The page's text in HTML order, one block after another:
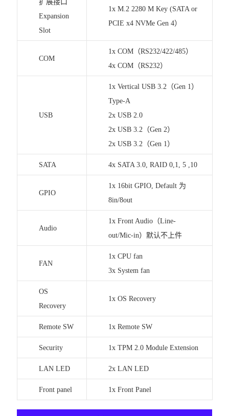
扩展接口
Expansion
Slot
1x M.2 2280 M Key (SATA or
PCIE x4 NVMe Gen 4）
COM
1x COM（RS232/422/485）
4x COM（RS232）
USB
1x Vertical USB 3.2（Gen 1）
Type-A
2x USB 2.0
2x USB 3.2（Gen 2）
2x USB 3.2（Gen 1）
SATA 4x SATA 3.0, RAID 0,1, 5 ,10
GPIO
1x 16bit GPIO, Default 为
8in/8out
Audio
1x Front Audio（Line-
out/Mic-in）默认不上件
FAN
1x CPU fan
3x System fan
OS
Recovery
1x OS Recovery
Remote SW 1x Remote SW
Security 1x TPM 2.0 Module Extension
LAN LED 2x LAN LED
Front panel 1x Front Panel